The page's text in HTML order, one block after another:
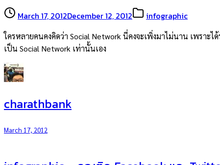
March 17, 2012December 12, 2012 infographic
ใครหลายคนคงคิดว่า Social Network นี่คงจะเพิ่งมาไม่นาน เพรา
เป็น Social Network เท่านั้นเอง
charathbank
March 17, 2012